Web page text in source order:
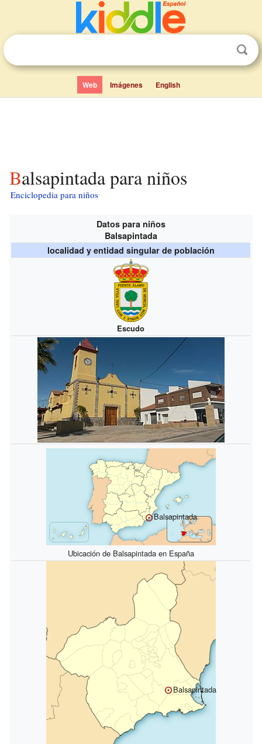
Web Imágenes English
Balsapintada para niños
Enciclopedia para niños
Datos para niños
Balsapintada
localidad y entidad singular de población
Escudo
Balsapintada
Ubicación de Balsapintada en España
Balsapintada